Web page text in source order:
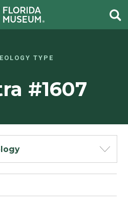
TYPE
#1607